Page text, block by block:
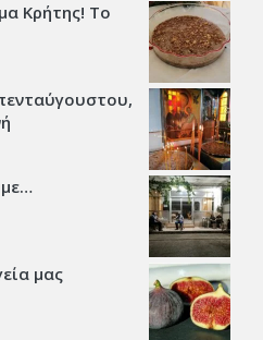
Κρήτης! Το
μας